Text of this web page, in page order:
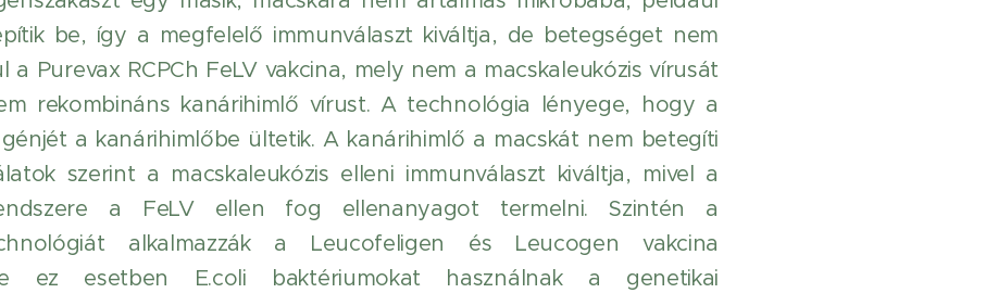
be, így a megfelelő immunválaszt kiváltja, de betegséget nem
a Purevax RCPCh FeLV vakcina, mely nem a macskaleukózis vírusát
rekombináns kanárihimlő vírust. A technológia lényege, hogy a
a kanárihimlőbe ültetik. A kanárihimlő a macskát nem betegíti
szerint a macskaleukózis elleni immunválaszt kiváltja, mivel a
a FeLV ellen fog ellenanyagot termelni. Szintén a
alkalmazzák a Leucofeligen és Leucogen vakcina
ez esetben E.coli baktériumokat használnak a genetikai